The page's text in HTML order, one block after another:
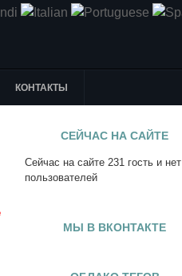
КОНТАКТЫ
СЕЙЧАС НА САЙТЕ
Сейчас на сайте 231 гость и нет
пользователей
МЫ В ВКОНТАКТЕ